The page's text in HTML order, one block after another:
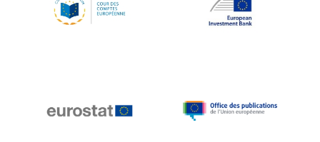
Juan Manuel Fabra Vallés
Klaus Regling